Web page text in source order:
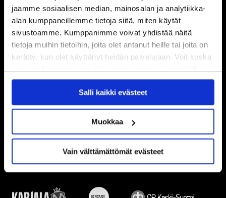
jaamme sosiaalisen median, mainosalan ja analytiikka-
alan kumppaneillemme tietoja siitä, miten käytät
sivustoamme. Kumppanimme voivat yhdistää näitä
tietoja muihin tietoihin, joita olet antanut heille tai joita on
kerätty, kun olet käyttänyt heidän palvelujaan. Voit koska
käytöstäEvästeet-sivultamme.
Salli kaikki evästeet
Muokkaa
Vain välttämättömät evästeet